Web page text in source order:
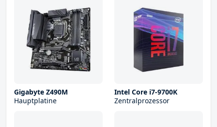
Gigabyte Z490M
Hauptplatine
Intel Core i7-9700K
Zentralprozessor